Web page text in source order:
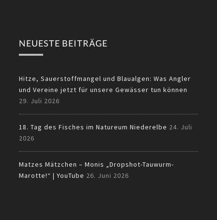
NEUESTE BEITRÄGE
Hitze, Sauerstoffmangel und Blaualgen: Was Angler
und Vereine jetzt für unsere Gewässer tun können
29. Juli 2026
18. Tag des Fisches im Natureum Niederelbe 24. Juli
2026
Matzes Mätzchen – Monis „Dropshot-Tauwurm-
Marotte!“ | YouTube 26. Juni 2026